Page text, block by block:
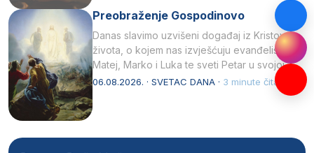
Preobraženje Gospodinovo
Danas slavimo uzvišeni događaj iz Kristova
života, o kojem nas izvješćuju evanđelisti
Matej, Marko i Luka te sveti Petar u svojoj
drugoj…
06.08.2026. · SVETAC DANA · 3 minute čitanja